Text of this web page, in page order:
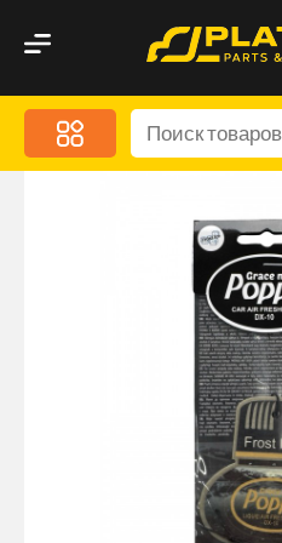
Меню
Акционные
Дорожная кухня
Автохимия и уход
Оптика и светотехника
Запчасти кузова и
Малый коммерческий
Маркировочные знаки